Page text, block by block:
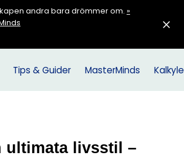
andra bara drömmer om. »
Tips & Guider MasterMinds
ultimata livsstil –